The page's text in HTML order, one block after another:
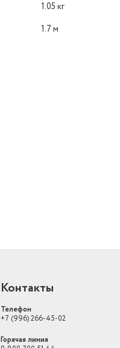
1.05 кг
1.7 м
Контакты
Телефон
+7 (996) 266-45-02
Горячая линия